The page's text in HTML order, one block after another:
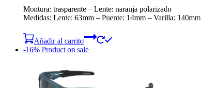
Montura: trasparente – Lente: naranja polarizado
Medidas: Lente: 63mm – Puente: 14mm – Varilla: 140mm
Añadir al carrito
-16% Product on sale